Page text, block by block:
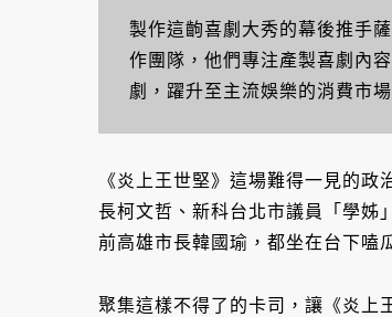
製作這齣喜劇大秀的幕後推手
作團隊，他們專注產製喜劇內
劇，躍升至主流娛樂的消費市場
《炎上王世堅》這場難得一見的
長柯文哲、新科台北市議員「學姊
前高雄市長韓國瑜，都坐在台下嗑
聚集這樣不得了的卡司，讓《炎上